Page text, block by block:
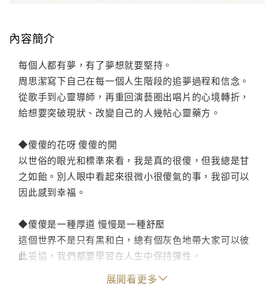
內容簡介
每個人都有夢，有了夢想就要堅持。
周思潔寫下自己在每一個人生階段的追夢過程和信念。
從歌手到心靈導師，再重回演藝圈出唱片的心境轉折，
給想要突破現狀、改變自己的人幾帖心靈藥方。
◆傻傻的花呀 傻傻的開
以世俗的眼光和標準來看，我是真的很傻，但我總是甘
之如飴。別人眼中看起來很微小很傻氣的事，我卻可以
因此感到幸福。
◆傻傻是一種厚道 慢慢是一種舒壓
這個世界不是只有黑和白，總有個灰色地帶大家可以彼
此妥協，我們都要學習在人生中保持彈性。
展開看更多